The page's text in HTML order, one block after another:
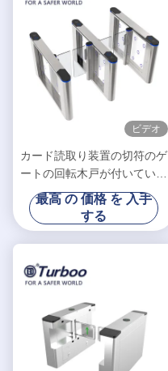
ビデオ
カード読取り装置の切符のゲ
ートの回転木戸が付いている
自動ステンレス鋼の振動障壁
の回転木戸
最高 の 価格 を 入手
する